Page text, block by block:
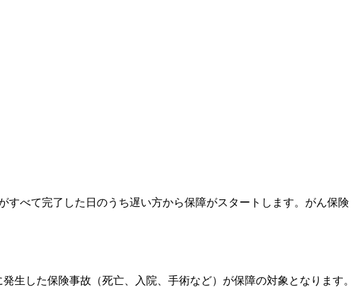
べて完了した日のうち遅い方から保障がスタートします。がん保険
生した保険事故（死亡、入院、手術など）が保障の対象となります。